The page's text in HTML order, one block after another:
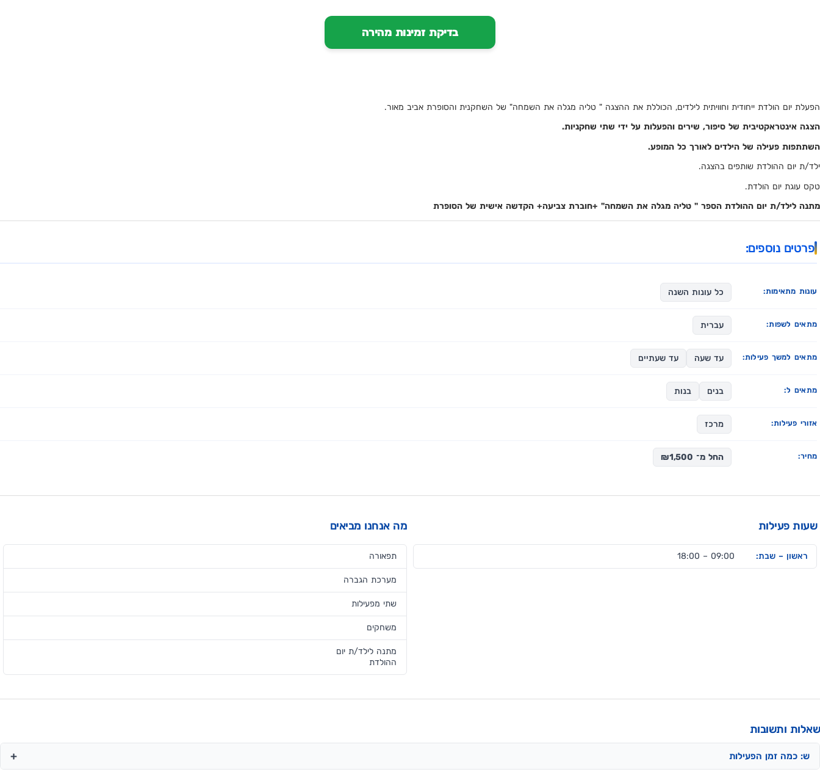
בדיקת זמינות מהירה
הפעלת יום הולדת ייחודית וחוויתית לילדים, הכוללת את ההצגה " טליה מגלה את השמחה" של השחקנית והסופרת אביב מאור.
הצגה אינטראקטיבית של סיפור, שירים והפעלות על ידי שתי שחקניות.
השתתפות פעילה של הילדים לאורך כל המופע.
ילד/ת יום ההולדת שותפים בהצגה.
טקס עוגת יום הולדת.
מתנה לילד/ת יום ההולדת הספר " טליה מגלה את השמחה" +חוברת צביעה+ הקדשה אישית של הסופרת
פרטים נוספים:
עונות מתאימות: כל עונות השנה
מתאים לשפות: עברית
מתאים למשך פעילות: עד שעה עד שעתיים
מתאים ל: בנים בנות
אזורי פעילות: מרכז
מחיר: החל מ־ ₪1,500
מה אנחנו מביאים
תפאורה
מערכת הגברה
שתי מפעילות
משחקים
מתנה לילד/ת יום
ההולדת
שעות פעילות
ראשון – שבת: 09:00 – 18:00
שאלות ותשובות
ש: כמה זמן הפעילות